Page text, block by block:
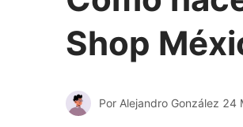
Shop
Por Alejandro González 24